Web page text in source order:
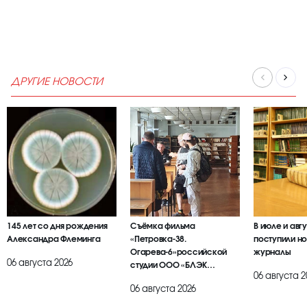
ДРУГИЕ НОВОСТИ
145 лет со дня рождения
Александра Флеминга
06 августа 2026
Съёмка фильма
«Петровка-38.
Огарева-6»российской
студии ООО «БЛЭК
06 августа 2026
В июле и
поступили
журналы
06 августа